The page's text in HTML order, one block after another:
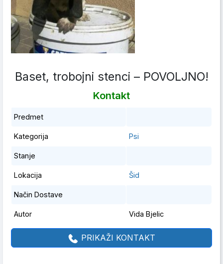
Baset, trobojni stenci – POVOLJNO!
Kontakt
Predmet
Kategorija Psi
Stanje
Lokacija Šid
Način Dostave
Autor Vida Bjelic
PRIKAŽI KONTAKT